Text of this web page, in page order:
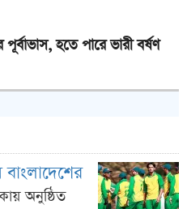
হতে পারে ভারী বর্ষণ
বাংলাদেশের
অনুষ্ঠিত